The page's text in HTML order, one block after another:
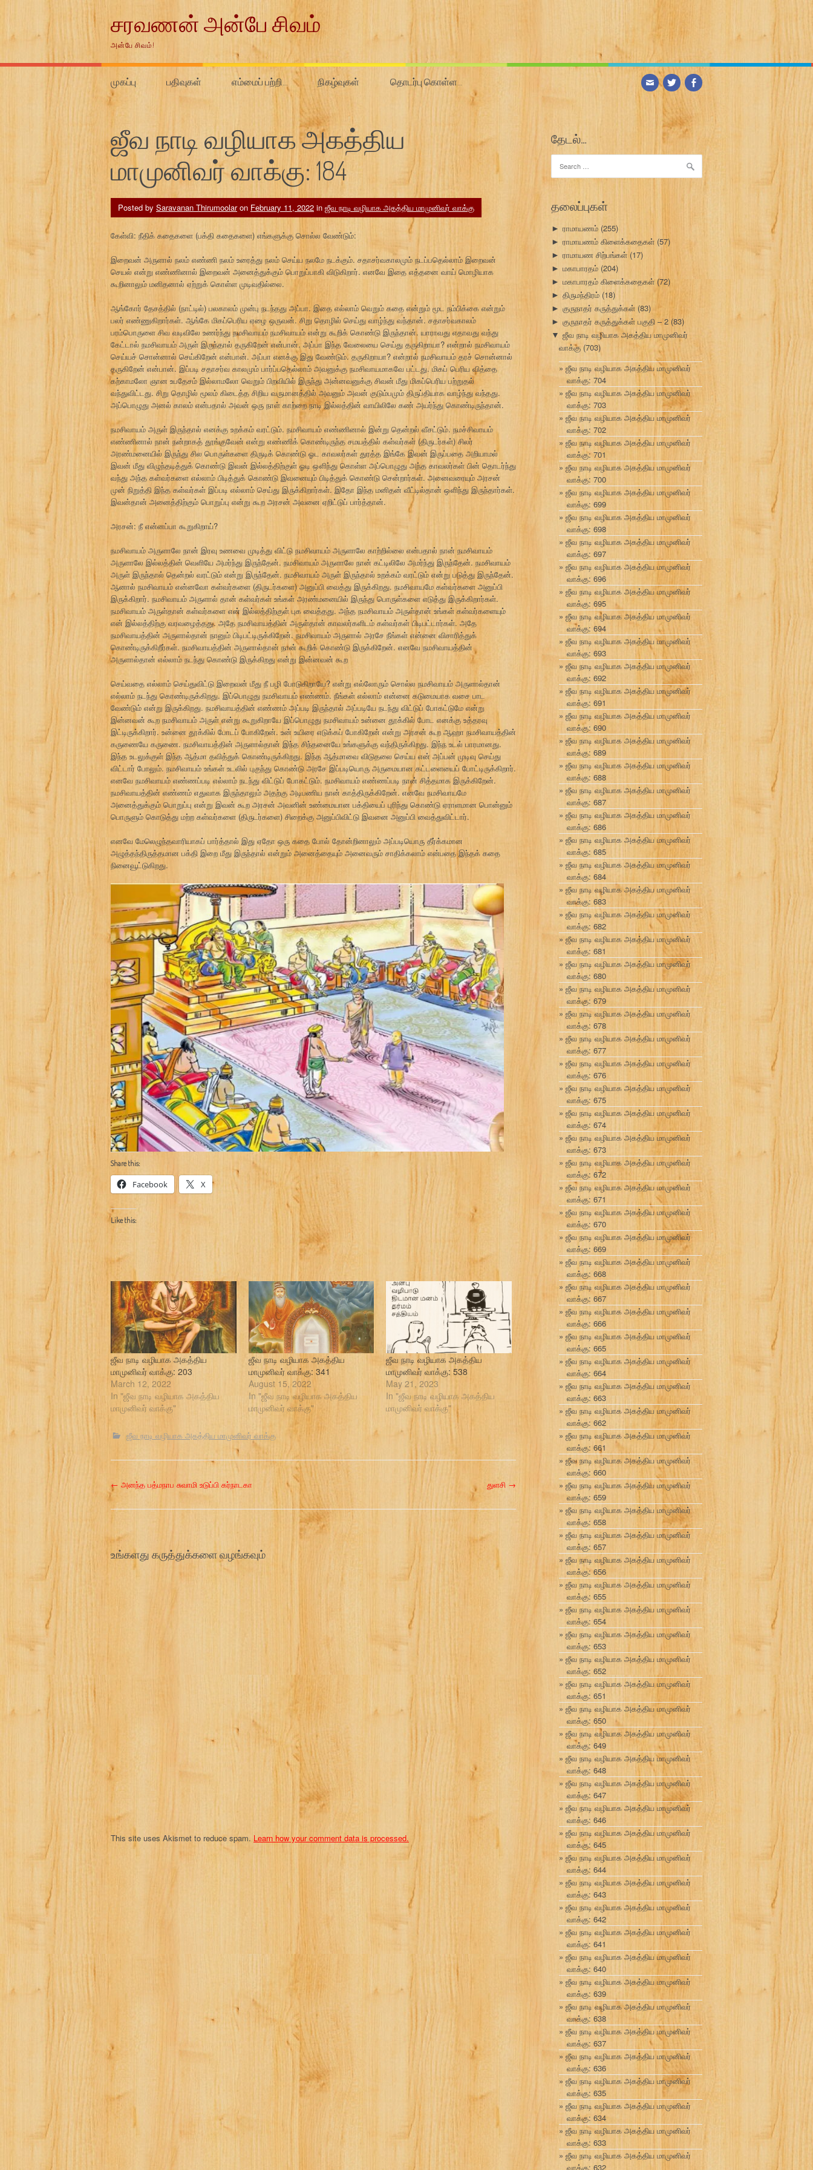
சரவணன் அன்பே சிவம்
அன்பே சிவம்!
முகப்பு பதிவுகள் எம்மைப் பற்றி… நிகழ்வுகள் தொடர்பு கொள்ள…
ஜீவ நாடி வழியாக அகத்திய
மாமுனிவர் வாக்கு: 184
Posted by Saravanan Thirumoolaron February 11, 2022 in ஜீவ நாடி வழியாக அகத்திய மாமுனிவர் வாக்கு
கேள்வி: நீதிக் கதைகளை (பக்தி கதைகளை) எங்களுக்கு சொல்ல வேண்டும்:
இறைவன் அருளால் நலம் எண்ணி நலம் உரைத்து நலம் செய்ய நலமே நடக்கும். சதாசர்வகாலமும் நடப்பதெல்லாம் இறைவன்
செயல் என்று எண்ணினால் இறைவன் அனைத்துக்கும் பொறுப்பாகி விடுகிறார். எனவே இதை எத்தனை வாய் மொழியாக
கூறினாலும் மனிதனால் ஏற்றுக் கொள்ள முடிவதில்லை.
ஆங்கோர் தேசத்தில் (நாட்டில்) பலகாலம் முன்பு நடந்தது அப்பா. இதை எல்லாம் வெறும் கதை என்றும் மூட நம்பிக்கை என்றும்
பலர் எண்ணுகிறார்கள். ஆங்கே மிகப்பெரிய ஏழை ஒருவன். சிறு தொழில் செய்து வாழ்ந்து வந்தான். சதாசர்வகாலம்
பரம்பொருளை சிவ வடிவிலே உணர்ந்து நமசிவாயம் நமசிவாயம் என்று கூறிக் கொண்டு இருந்தான். யாராவது எதாவது வந்து
கேட்டால் நமசிவாயம் அருள் இருந்தால் தருகிறேன் என்பான். அப்பா இந்த வேலையை செய்து தருகிறாயா? என்றால் நமசிவாயம்
செய்யச் சொன்னால் செய்கிறேன் என்பான். அப்பா எனக்கு இது வேண்டும். தருகிறாயா? என்றால் நமசிவாயம் தரச் சொன்னால்
தருகிறேன் என்பான். இப்படி சதாசர்வ காலமும் பார்ப்பதெல்லாம் அவனுக்கு நமசிவாயமாகவே பட்டது. மிகப் பெரிய வித்தை
கற்காமலோ ஞான உபதேசம் இல்லாமலோ வெறும் பிறவியில் இருந்து அன்னவனுக்கு சிவன் மீது மிகப்பெரிய பற்றுதல்
வந்துவிட்டது. சிறு தொழில் மூலம் கிடைத்த சிறிய வருமானத்தில் அவனும் அவன் குடும்பமும் திருப்தியாக வாழ்ந்து வந்தது.
அப்பொழுது அனல் காலம் என்பதால் அவன் ஒரு நாள் காற்றை நாடி இல்லத்தின் வாயிலிலே கண் அயர்ந்து கொண்டிருந்தான்.
நமசிவாயம் அருள் இருந்தால் எனக்கு உறக்கம் வரட்டும். நமசிவாயம் எண்ணினால் இன்று தென்றல் வீசட்டும். நமச்சிவாயம்
எண்ணினால் நான் நன்றாகத் தூங்குவேன் என்று எண்ணிக் கொண்டிருந்த சமயத்தில் கள்வர்கள் (திருடர்கள்) சிலர்
அரண்மனையில் இருந்து சில பொருள்களை திருடிக் கொண்டு ஓட காவலர்கள் துரத்த இங்கே இவன் இருப்பதை அறியாமல்
இவன் மீது விழுந்தடித்துக் கொண்டு இவன் இல்லத்திற்குள் ஓடி ஔிந்து கொள்ள அப்பொழுது அந்த காவலர்கள் பின் தொடர்ந்து
வந்து அந்த கள்வர்களை எல்லாம் பிடித்துக் கொண்டு இவனையும் பிடித்துக் கொண்டு சென்றார்கள். அனைவரையும் அரசன்
முன் நிறுத்தி இந்த கள்வர்கள் இப்படி எல்லாம் செய்து இருக்கிறார்கள். இதோ இந்த மனிதன் வீட்டில்தான் ஔிந்து இருந்தார்கள்.
இவன்தான் அனைத்திற்கும் பொறுப்பு என்று கூற அரசன் அவனை ஏறிட்டுப் பார்த்தான்.
அரசன்: நீ என்னப்பா கூறுகிறாய்?
நமசிவாயம் அருளாலே நான் இரவு உணவை முடித்து விட்டு நமசிவாயம் அருளாலே காற்றில்லை என்பதால் நான் நமசிவாயம்
அருளாலே இல்லத்தின் வெளியே அமர்ந்து இருந்தேன். நமசிவாயம் அருளாலே நான் கட்டிலிலே அமர்ந்து இருந்தேன். நமசிவாயம்
அருள் இருந்தால் தென்றல் வரட்டும் என்று இருந்தேன். நமசிவாயம் அருள் இருந்தால் உறக்கம் வரட்டும் என்று படுத்து இருந்தேன்.
ஆனால் நமசிவாயம் என்னவோ கள்வர்களை (திருடர்களை) அனுப்பி வைத்து இருக்கிறது. நமசிவாயமே கள்வர்களை அனுப்பி
இருக்கிறார். நமசிவாயம் அருளால் தான் கள்வர்கள் உங்கள் அரண்மனையில் இருந்து பொருள்களை எடுத்து இருக்கிறார்கள்.
நமசிவாயம் அருள்தான் கள்வர்களை என் இல்லத்திற்குள் புக வைத்தது. அந்த நமசிவாயம் அருள்தான் உங்கள் கள்வர்களையும்
என் இல்லத்திற்கு வரவழைத்தது. அதே நமசிவாயத்தின் அருள்தான் காவலர்களிடம் கள்வர்கள் பிடிபட்டார்கள். அதே
நமசிவாயத்தின் அருளால்தான் நானும் பிடிபட்டிருக்கிறேன். நமசிவாயம் அருளால் அரசே நீங்கள் என்னை விசாரித்துக்
கொண்டிருக்கிறீர்கள். நமசிவாயத்தின் அருளால்தான் நான் கூறிக் கொண்டு இருக்கிறேன். எனவே நமசிவாயத்தின்
அருளால்தான் எல்லாம் நடந்து கொண்டு இருக்கிறது என்று இன்னவன் கூற
செய்வதை எல்லாம் செய்துவிட்டு இறைவன் மீது நீ பழி போடுகிறாயே? என்று எல்லோரும் சொல்ல நமசிவாயம் அருளால்தான்
எல்லாம் நடந்து கொண்டிருக்கிறது. இப்பொழுது நமசிவாயம் எண்ணம். நீங்கள் எல்லாம் என்னை கடுமையாக வசை பாட
வேண்டும் என்று இருக்கிறது. நமசிவாயத்தின் எண்ணம் அப்படி இருந்தால் அப்படியே நடந்து விட்டுப் போகட்டுமே என்று
இன்னவன் கூற நமசிவாயம் அருள் என்று கூறுகிறாயே இப்பொழுது நமசிவாயம் உன்னை தூக்கில் போட எனக்கு உத்தரவு
இட்டிருக்கிறார். உன்னை தூக்கில் போடப் போகிறேன். உன் உயிரை எடுக்கப் போகிறேன் என்று அரசன் கூற ஆஹா நமசிவாயத்தின்
கருணையே கருணை. நமசிவாயத்தின் அருளால்தான் இந்த சிந்தனையே உங்களுக்கு வந்திருக்கிறது. இந்ந உடல் பாரமானது.
இந்த உடலுக்குள் இந்த ஆத்மா தவித்துக் கொண்டிருக்கிறது. இந்த ஆத்மாவை விடுதலை செய்ய என் அப்பன் முடிவு செய்து
விட்டார் போலும். நமசிவாயம் உங்கள் உடலில் புகுந்து கொண்டு அரசே இப்படியொரு அருமையான கட்டளையைப் போட்டிருக்கிறார்.
எனவே நமசிவாயம் எண்ணப்படி எல்லாம் நடந்து விட்டுப் போகட்டும். நமசிவாயம் எண்ணப்படி நான் சித்தமாக இருக்கிறேன்.
நமசிவாயத்தின் எண்ணம் எதுவாக இருந்தாலும் அதற்கு அடிபணிய நான் காத்திருக்கிறேன். எனவே நமசிவாயமே
அனைத்துக்கும் பொறுப்பு என்று இவன் கூற அரசன் அவனின் உண்மையான பக்தியைப் புரிந்து கொண்டு ஏராளமான பொன்னும்
பொருளும் கொடுத்து மற்ற கள்வர்களை (திருடர்களை) சிறைக்கு அனுப்பிவிட்டு இவனை அனுப்பி வைத்துவிட்டார்.
எனவே மேலெழுந்தவாரியாகப் பார்த்தால் இது ஏதோ ஒரு கதை போல் தோன்றினாலும் அப்படியொரு தீர்க்கமான
அழுத்தந்திருத்தமான பக்தி இறை மீது இருந்தால் என்றும் அனைத்தையும் அனைவரும் சாதிக்கலாம் என்பதை இந்தக் கதை
நினைவூட்டுகிறது.
Share this:
Facebook X
Like this:
ஜீவ நாடி வழியாக அகத்திய
மாமுனிவர் வாக்கு: 203
March 12, 2022
In "ஜீவ நாடி வழியாக அகத்திய
மாமுனிவர் வாக்கு"
ஜீவ நாடி வழியாக அகத்திய
மாமுனிவர் வாக்கு: 341
August 15, 2022
In "ஜீவ நாடி வழியாக அகத்திய
மாமுனிவர் வாக்கு"
ஜீவ நாடி வழியாக அகத்திய
மாமுனிவர் வாக்கு: 538
May 21, 2023
In "ஜீவ நாடி வழியாக அகத்திய
மாமுனிவர் வாக்கு"
ஜீவ நாடி வழியாக அகத்திய மாமுனிவர் வாக்கு
P
o
s
t
i
o
n
← அனந்த பத்மநாப சுவாமி உடுப்பி கர்நாடகா துளசி →
உங்களது கருத்துக்களை வழங்கவும்
This site uses Akismet to reduce spam. Learn how your comment data is processed.
தேடல்…
for:
தலைப்புகள்
► ராமாயணம் (255)
► ராமாயணம் கிளைக்கதைகள் (57)
► ராமாயண சிற்பங்கள் (17)
► மகாபாரதம் (204)
► மகாபாரதம் கிளைக்கதைகள்(72)
► திருமந்திரம் (18)
► குருநாதர் கருத்துக்கள் (83)
► குருநாதர் கருத்துக்கள் பகுதி – 2 (83)
▼ ஜீவ நாடி வழியாக அகத்திய மாமுனிவர்
வாக்கு (703)
ஜீவ நாடி வழியாக அகத்திய மாமுனிவர்
வாக்கு: 704
ஜீவ நாடி வழியாக அகத்திய மாமுனிவர்
வாக்கு: 703
ஜீவ நாடி வழியாக அகத்திய மாமுனிவர்
வாக்கு: 702
ஜீவ நாடி வழியாக அகத்திய மாமுனிவர்
வாக்கு: 701
ஜீவ நாடி வழியாக அகத்திய மாமுனிவர்
வாக்கு: 700
ஜீவ நாடி வழியாக அகத்திய மாமுனிவர்
வாக்கு: 699
ஜீவ நாடி வழியாக அகத்திய மாமுனிவர்
வாக்கு: 698
ஜீவ நாடி வழியாக அகத்திய மாமுனிவர்
வாக்கு: 697
ஜீவ நாடி வழியாக அகத்திய மாமுனிவர்
வாக்கு: 696
ஜீவ நாடி வழியாக அகத்திய மாமுனிவர்
வாக்கு: 695
ஜீவ நாடி வழியாக அகத்திய மாமுனிவர்
வாக்கு: 694
ஜீவ நாடி வழியாக அகத்திய மாமுனிவர்
வாக்கு: 693
ஜீவ நாடி வழியாக அகத்திய மாமுனிவர்
வாக்கு: 692
ஜீவ நாடி வழியாக அகத்திய மாமுனிவர்
வாக்கு: 691
ஜீவ நாடி வழியாக அகத்திய மாமுனிவர்
வாக்கு: 690
ஜீவ நாடி வழியாக அகத்திய மாமுனிவர்
வாக்கு: 689
ஜீவ நாடி வழியாக அகத்திய மாமுனிவர்
வாக்கு: 688
ஜீவ நாடி வழியாக அகத்திய மாமுனிவர்
வாக்கு: 687
ஜீவ நாடி வழியாக அகத்திய மாமுனிவர்
வாக்கு: 686
ஜீவ நாடி வழியாக அகத்திய மாமுனிவர்
வாக்கு: 685
ஜீவ நாடி வழியாக அகத்திய மாமுனிவர்
வாக்கு: 684
ஜீவ நாடி வழியாக அகத்திய மாமுனிவர்
வாக்கு: 683
ஜீவ நாடி வழியாக அகத்திய மாமுனிவர்
வாக்கு: 682
ஜீவ நாடி வழியாக அகத்திய மாமுனிவர்
வாக்கு: 681
ஜீவ நாடி வழியாக அகத்திய மாமுனிவர்
வாக்கு: 680
ஜீவ நாடி வழியாக அகத்திய மாமுனிவர்
வாக்கு: 679
ஜீவ நாடி வழியாக அகத்திய மாமுனிவர்
வாக்கு: 678
ஜீவ நாடி வழியாக அகத்திய மாமுனிவர்
வாக்கு: 677
ஜீவ நாடி வழியாக அகத்திய மாமுனிவர்
வாக்கு: 676
ஜீவ நாடி வழியாக அகத்திய மாமுனிவர்
வாக்கு: 675
ஜீவ நாடி வழியாக அகத்திய மாமுனிவர்
வாக்கு: 674
ஜீவ நாடி வழியாக அகத்திய மாமுனிவர்
வாக்கு: 673
ஜீவ நாடி வழியாக அகத்திய மாமுனிவர்
வாக்கு: 672
ஜீவ நாடி வழியாக அகத்திய மாமுனிவர்
வாக்கு: 671
ஜீவ நாடி வழியாக அகத்திய மாமுனிவர்
வாக்கு: 670
ஜீவ நாடி வழியாக அகத்திய மாமுனிவர்
வாக்கு: 669
ஜீவ நாடி வழியாக அகத்திய மாமுனிவர்
வாக்கு: 668
ஜீவ நாடி வழியாக அகத்திய மாமுனிவர்
வாக்கு: 667
ஜீவ நாடி வழியாக அகத்திய மாமுனிவர்
வாக்கு: 666
ஜீவ நாடி வழியாக அகத்திய மாமுனிவர்
வாக்கு: 665
ஜீவ நாடி வழியாக அகத்திய மாமுனிவர்
வாக்கு: 664
ஜீவ நாடி வழியாக அகத்திய மாமுனிவர்
வாக்கு: 663
ஜீவ நாடி வழியாக அகத்திய மாமுனிவர்
வாக்கு: 662
ஜீவ நாடி வழியாக அகத்திய மாமுனிவர்
வாக்கு: 661
ஜீவ நாடி வழியாக அகத்திய மாமுனிவர்
வாக்கு: 660
ஜீவ நாடி வழியாக அகத்திய மாமுனிவர்
வாக்கு: 659
ஜீவ நாடி வழியாக அகத்திய மாமுனிவர்
வாக்கு: 658
ஜீவ நாடி வழியாக அகத்திய மாமுனிவர்
வாக்கு: 657
ஜீவ நாடி வழியாக அகத்திய மாமுனிவர்
வாக்கு: 656
ஜீவ நாடி வழியாக அகத்திய மாமுனிவர்
வாக்கு: 655
ஜீவ நாடி வழியாக அகத்திய மாமுனிவர்
வாக்கு: 654
ஜீவ நாடி வழியாக அகத்திய மாமுனிவர்
வாக்கு: 653
ஜீவ நாடி வழியாக அகத்திய மாமுனிவர்
வாக்கு: 652
ஜீவ நாடி வழியாக அகத்திய மாமுனிவர்
வாக்கு: 651
ஜீவ நாடி வழியாக அகத்திய மாமுனிவர்
வாக்கு: 650
ஜீவ நாடி வழியாக அகத்திய மாமுனிவர்
வாக்கு: 649
ஜீவ நாடி வழியாக அகத்திய மாமுனிவர்
வாக்கு: 648
ஜீவ நாடி வழியாக அகத்திய மாமுனிவர்
வாக்கு: 647
ஜீவ நாடி வழியாக அகத்திய மாமுனிவர்
வாக்கு: 646
ஜீவ நாடி வழியாக அகத்திய மாமுனிவர்
வாக்கு: 645
ஜீவ நாடி வழியாக அகத்திய மாமுனிவர்
வாக்கு: 644
ஜீவ நாடி வழியாக அகத்திய மாமுனிவர்
வாக்கு: 643
ஜீவ நாடி வழியாக அகத்திய மாமுனிவர்
வாக்கு: 642
ஜீவ நாடி வழியாக அகத்திய மாமுனிவர்
வாக்கு: 641
ஜீவ நாடி வழியாக அகத்திய மாமுனிவர்
வாக்கு: 640
ஜீவ நாடி வழியாக அகத்திய மாமுனிவர்
வாக்கு: 639
ஜீவ நாடி வழியாக அகத்திய மாமுனிவர்
வாக்கு: 638
ஜீவ நாடி வழியாக அகத்திய மாமுனிவர்
வாக்கு: 637
ஜீவ நாடி வழியாக அகத்திய மாமுனிவர்
வாக்கு: 636
ஜீவ நாடி வழியாக அகத்திய மாமுனிவர்
வாக்கு: 635
ஜீவ நாடி வழியாக அகத்திய மாமுனிவர்
வாக்கு: 634
ஜீவ நாடி வழியாக அகத்திய மாமுனிவர்
வாக்கு: 633
ஜீவ நாடி வழியாக அகத்திய மாமுனிவர்
வாக்கு: 632